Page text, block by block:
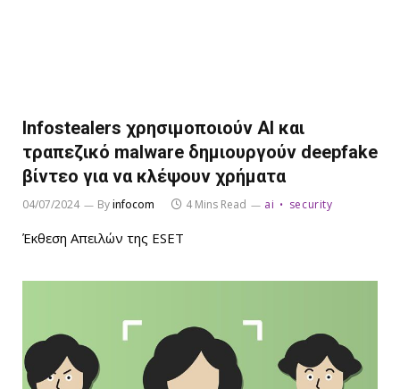
Infostealers χρησιμοποιούν AI και
τραπεζικό malware δημιουργούν deepfake
βίντεο για να κλέψουν χρήματα
04/07/2024 Byinfocom 4 Mins Read ai security
Έκθεση Απειλών της ESET